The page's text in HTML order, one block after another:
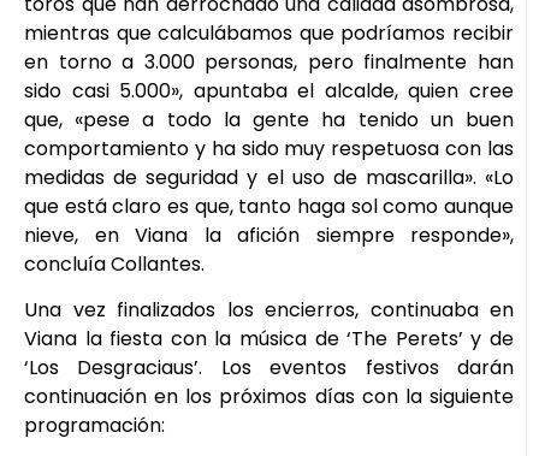
mientras que calculábamos que podríamos recibir
en torno a 3.000 personas, pero finalmente han
sido casi 5.000», apuntaba el alcalde, quien cree
que, «pese a todo la gente ha tenido un buen
comportamiento y ha sido muy respetuosa con las
medidas de seguridad y el uso de mascarilla». «Lo
que está claro es que, tanto haga sol como aunque
nieve, en Viana la afición siempre responde»,
concluía Collantes.
Una vez finalizados los encierros, continuaba en
Viana la fiesta con la música de ‘The Perets’ y de
‘Los Desgraciaus’. Los eventos festivos darán
continuación en los próximos días con la siguiente
programación: